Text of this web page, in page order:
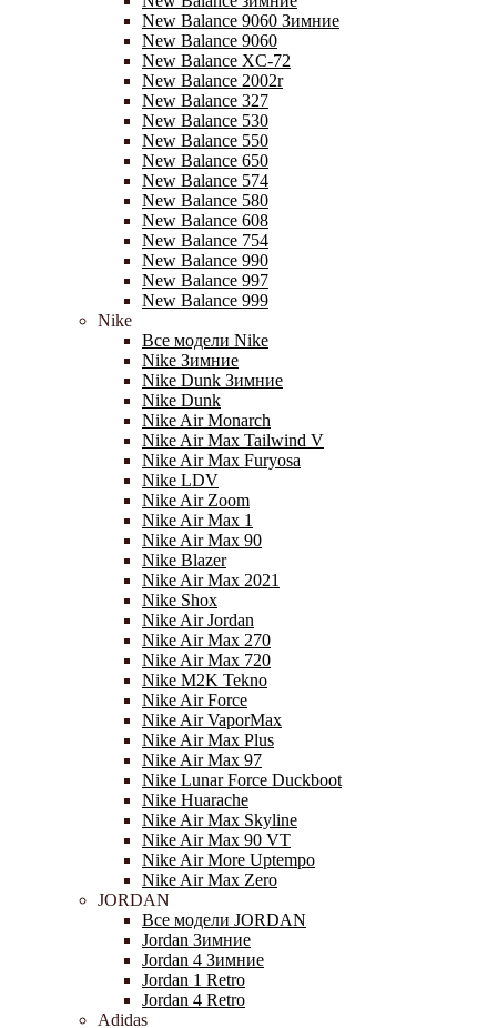
New Balance 9060 Зимние
New Balance 9060
New Balance XC-72
New Balance 2002r
New Balance 327
New Balance 530
New Balance 550
New Balance 650
New Balance 574
New Balance 580
New Balance 608
New Balance 754
New Balance 990
New Balance 997
New Balance 999
Nike
Все модели Nike
Nike Зимние
Nike Dunk Зимние
Nike Dunk
Nike Air Monarch
Nike Air Max Tailwind V
Nike Air Max Furyosa
Nike LDV
Nike Air Zoom
Nike Air Max 1
Nike Air Max 90
Nike Blazer
Nike Air Max 2021
Nike Shox
Nike Air Jordan
Nike Air Max 270
Nike Air Max 720
Nike M2K Tekno
Nike Air Force
Nike Air VaporMax
Nike Air Max Plus
Nike Air Max 97
Nike Lunar Force Duckboot
Nike Huarache
Nike Air Max Skyline
Nike Air Max 90 VT
Nike Air More Uptempo
Nike Air Max Zero
JORDAN
Все модели JORDAN
Jordan Зимние
Jordan 4 Зимние
Jordan 1 Retro
Jordan 4 Retro
Adidas